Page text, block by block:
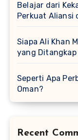
Belajar dari
Perkuat Aliansi
Siapa Ali Khan
yang Ditangkap
Seperti Apa
Oman?
Recent